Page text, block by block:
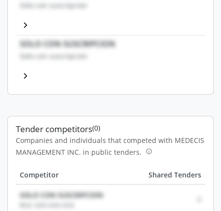
Solo con suscripcion
SOLO CON SUSCRIPCION
Solo con suscripcion
Tender competitors(0)
Companies and individuals that competed with MEDECIS
MANAGEMENT INC. in public tenders.
Competitor Shared Tenders
SOLO CON SUSCRIPCION